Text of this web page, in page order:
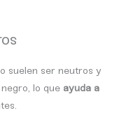
suelen ser neutros y
lo que ayuda a